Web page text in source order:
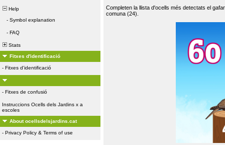
Help
- Symbol explanation
- FAQ
Stats
Fitxes d'identificació
- Fitxes d'identificació
- Fitxes de confusió
Instruccions Ocells dels Jardins x a
escoles
About ocellsdelsjardins.cat
- Privacy Policy & Terms of use
Completen la llista d'ocells més detectats el
comuna (24).